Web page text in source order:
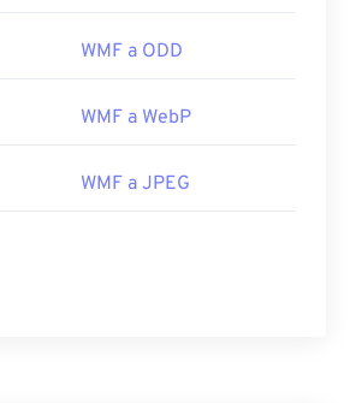
WMF a ODD
WMF a WebP
WMF a JPEG